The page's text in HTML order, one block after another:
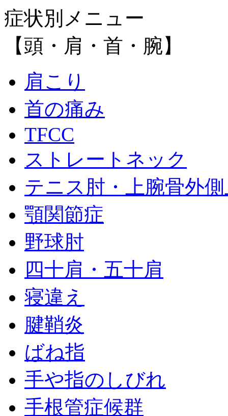
症状別メニュー
【頭・肩・首・腕】
肩こり
首の痛み
TFCC
ストレートネック
テニス肘・上腕骨外
顎関節症
野球肘
四十肩・五十肩
寝違え
腱鞘炎
ばね指
手や指のしびれ
手根管症候群